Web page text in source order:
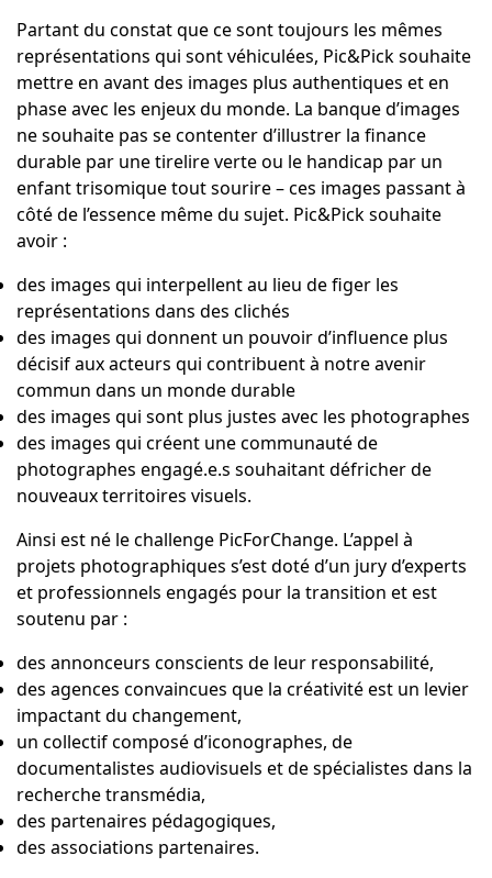
Partant du constat que ce sont toujours les mêmes
représentations qui sont véhiculées, Pic&Pick souhaite
mettre en avant des images plus authentiques et en
phase avec les enjeux du monde. La banque d’images
ne souhaite pas se contenter d’illustrer la finance
durable par une tirelire verte ou le handicap par un
enfant trisomique tout sourire – ces images passant à
côté de l’essence même du sujet. Pic&Pick souhaite
avoir :
des images qui interpellent au lieu de figer les
représentations dans des clichés
des images qui donnent un pouvoir d’influence plus
décisif aux acteurs qui contribuent à notre avenir
commun dans un monde durable
des images qui sont plus justes avec les photographes
des images qui créent une communauté de
photographes engagé.e.s souhaitant défricher de
nouveaux territoires visuels.
Ainsi est né le challenge PicForChange. L’appel à
projets photographiques s’est doté d’un jury d’experts
et professionnels engagés pour la transition et est
soutenu par :
des annonceurs conscients de leur responsabilité,
des agences convaincues que la créativité est un levier
impactant du changement,
un collectif composé d’iconographes, de
documentalistes audiovisuels et de spécialistes dans la
recherche transmédia,
des partenaires pédagogiques,
des associations partenaires.